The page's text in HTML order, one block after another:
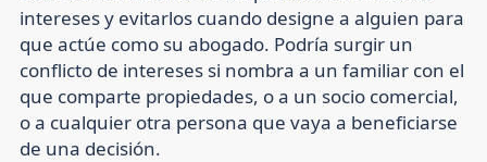
intereses y evitarlos cuando designe a alguien para
que actúe como su abogado. Podría surgir un
conflicto de intereses si nombra a un familiar con el
que comparte propiedades, o a un socio comercial,
o a cualquier otra persona que vaya a beneficiarse
de una decisión.